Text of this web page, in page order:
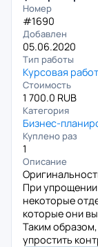
Номер
#1690
Добавлен
05.06.2020
Тип работы
Курсовая
Стоимость
1 700.0 RUB
Категория
Бизнес-
Куплено раз
1
Описание
При упрощении
некоторые
которые они
Таким
упростить